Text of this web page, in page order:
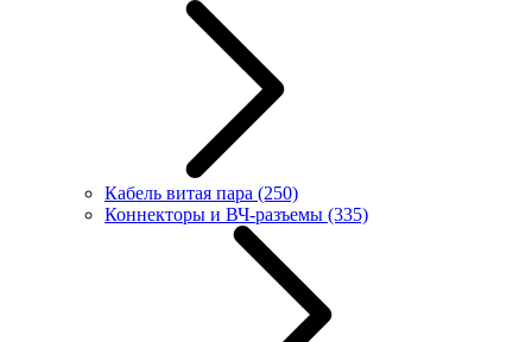
Кабель витая пара (250)
Коннекторы и ВЧ-разъемы (335)